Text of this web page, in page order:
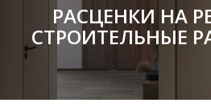
РАСЦЕНКИ НА
СТРОИТЕЛЬНЫЕ